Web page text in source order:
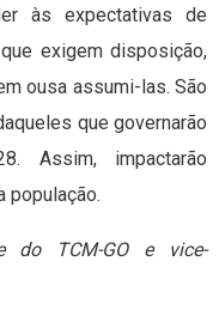
às expectativas de
exigem disposição,
ousa assumi-las. São
que governarão
Assim, impactarão
população.
do TCM-GO e vice-